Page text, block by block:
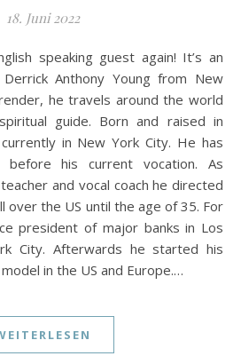
18. Juni 2022
Anthony Young from New
he travels around the world
guide. Born and raised in
in New York City. He has
his current vocation. As
and vocal coach he directed
over the US until the age of 35. For
president of major banks in Los
City. Afterwards he started his
in the US and Europe.…